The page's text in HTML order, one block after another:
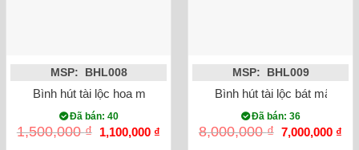
MSP: BHL008
Bình hút tài lộc hoa mẫu đơn nền xanh vẽ hoa dây
Đã bán: 40
1,500,000₫
Giá
gốc
1,100,000 ₫
MSP: BHL009
Bình hút tài lộc bát mã
Đã bán: 36
8,000,000₫ Giá
gốc
7,000,000 ₫